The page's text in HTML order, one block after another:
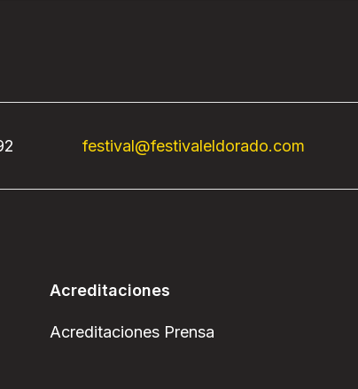
festival@festivaleldorado.com
Acreditaciones
Acreditaciones Prensa